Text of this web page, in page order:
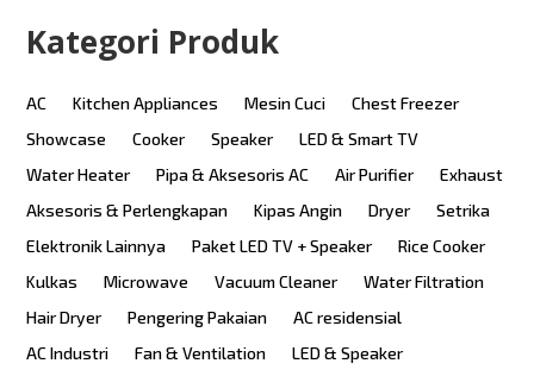
Kategori Produk
AC Kitchen Appliances Mesin Cuci
Chest Freezer
Showcase
Cooker Speaker
LED & Smart TV
Water Heater
Pipa & Aksesoris AC Air Purifier
Exhaust
Aksesoris & Perlengkapan
Kipas Angin Dryer
Setrika
Elektronik Lainnya
Paket LED TV + Speaker
Rice Cooker
Kulkas
Microwave Vacuum Cleaner
Water Filtration
Hair Dryer
Pengering Pakaian
AC residensial
AC Industri
Fan & Ventilation
LED & Speaker